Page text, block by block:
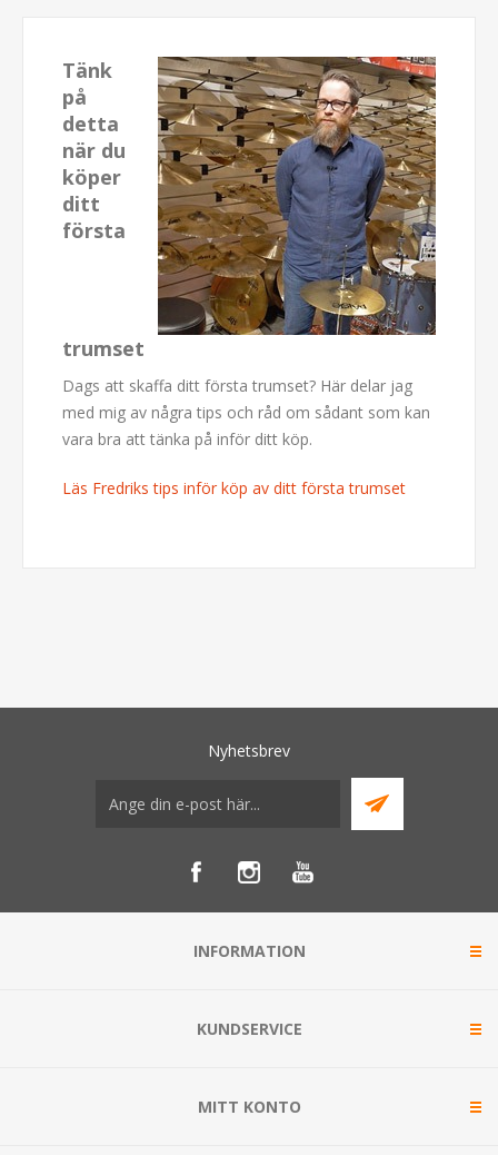
Tänk
på
detta
när du
köper
ditt
första
trumset
Dags att skaffa ditt första trumset? Här delar jag
med mig av några tips och råd om sådant som kan
vara bra att tänka på inför ditt köp.
Läs Fredriks tips inför köp av ditt första trumset
Nyhetsbrev
INFORMATION
KUNDSERVICE
MITT KONTO